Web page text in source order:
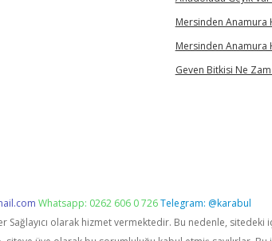
Mersinden Anamura
Mersinden Anamura
Geven Bitkisi Ne
Whatsapp: 0262 606 0 726Telegram: @karabul
Sağlayıcı olarak hizmet vermektedir. Bu nedenle,